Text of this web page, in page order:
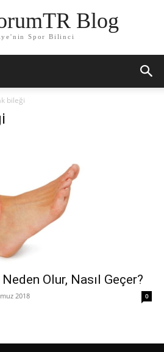
Blog
Spor Bilinci
bileği
Olur, Nasıl Geçer?
2018 0